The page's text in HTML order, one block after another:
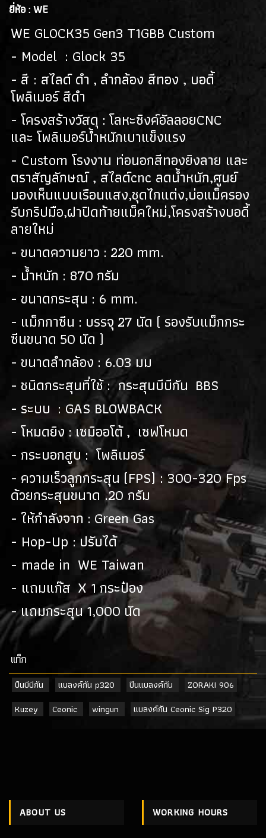
ปืนยาวไฟฟ้า AEG RIFLES
ปืนยาวสปริง SPRING AIRSOFT RIFLES
แบลงค์กัน BLANK GUN
ปืนแบล๊งค์กัน BLANK GUN
BLANK CARTRIDGE(10)
SCOPE/ GAS/อุปกรณ์เสริม
GAS/กระสุนบีบีกัน (47)
SCOPE , RED DOT(38)
อุปกรณ์เสริม
ยี่ห้อ : WE
WE GLOCK35 Gen3 T1GBB Custom
- Model : Glock 35
- สี : สไลด์ ดำ , ลำกล้อง สีทอง , บอดี้
โพลิเมอร์ สีดำ
- โครงสร้างวัสดุ : โลหะซิงค์อัลลอยCNC
และ โพลิเมอร์น้ำหนักเบาแข็งแรง
- Custom โรงงาน ท่อนอกสีทองยิงลาย และ
ตราสัญลักษณ์ , สไลด์cnc ลดน้ำหนัก,ศูนย์
มองเห็นแบบเรือนแสง,ชุดไกแต่ง,บ่อแม็ครอง
รับกริปมือ,ฝาปิดท้ายแม็คใหม่,โครงสร้างบอดี้
ลายใหม่
- ขนาดความยาว : 220 mm.
- น้ำหนัก : 870 กรัม
- ขนาดกระสุน : 6 mm.
- แม็กกาซีน : บรรจุ 27 นัด ( รองรับแม็กกระ
ซีนขนาด 50 นัด )
- ขนาดลำกล้อง : 6.03 มม
- ชนิดกระสุนที่ใช้ : กระสุนบีบีกัน BBS
- ระบบ : GAS BLOWBACK
- โหมดยิง : เซมิออโต้ , เซฟโหมด
- กระบอกสูบ : โพลิเมอร์
- ความเร็วลูกกระสุน (FPS) : 300-320 Fps
ด้วยกระสุนขนาด .20 กรัม
- ให้กำลังจาก : Green Gas
- Hop-Up : ปรับได้
- made in WE Taiwan
- แถมแก๊ส X 1 กระป๋อง
- แถมกระสุน 1,000 นัด
เเท็ก
ปืนบีบีกัน แบลงค์กัน p320 ปืนแบลงค์กัน
ZORAKI 906
Kuzey
Ceonic wingun แบลงค์กัน Ceonic Sig P320
ABOUT US WORKING HOURS